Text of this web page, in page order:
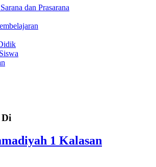
dan Prasarana
Di
1 Kalasan